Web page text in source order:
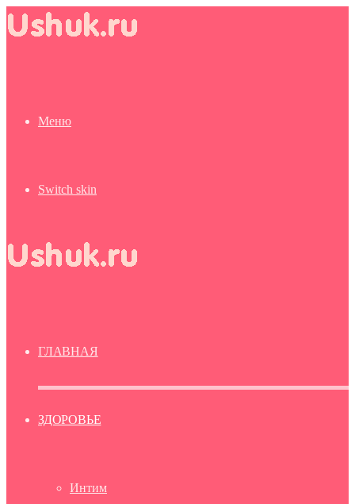
Меню
Switch skin
ГЛАВНАЯ
ЗДОРОВЬЕ
Интим